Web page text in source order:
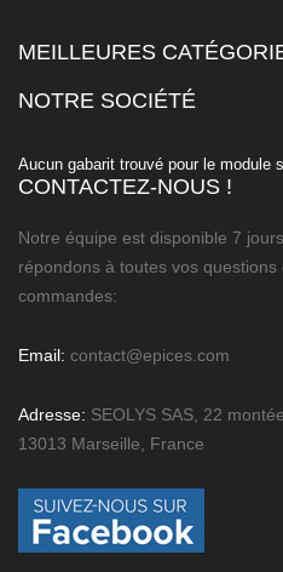
MEILLEURES
NOTRE SOCIÉTÉ
Aucun gabarit trouvé pour le module
CONTACTEZ-NOUS !
Notre équipe est disponible 7
répondons à toutes vos
commandes:
Email: contact@epices.com
Adresse: SEOLYS SAS, 22
13013 Marseille, France